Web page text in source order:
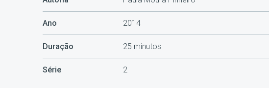
Ano 2014
Duração 25 minutos
Série 2